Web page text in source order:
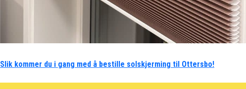
Slik kommer du i gang med å bestille solskjerming til Ottersbo!